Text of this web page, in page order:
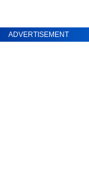
ADVERTISEMENT